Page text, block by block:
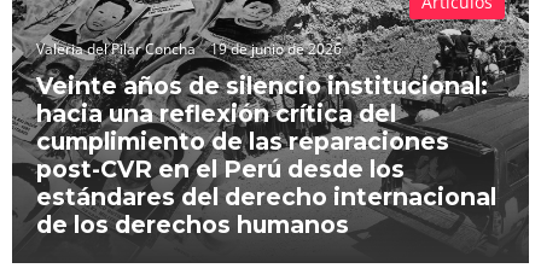
Valeria del Pilar Concha 19 de junio de 2026
Veinte años de silencio institucional:
hacia una reflexión crítica del
cumplimiento de las reparaciones
post-CVR en el Perú desde los
estándares del derecho internacional
de los derechos humanos